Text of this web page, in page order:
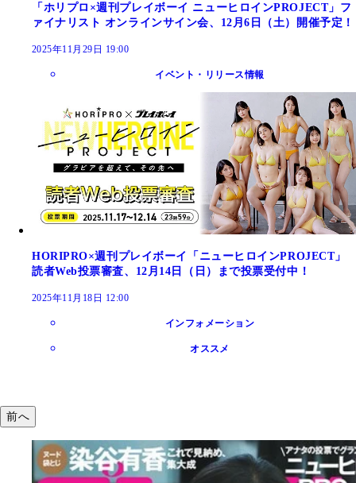
「ホリプロ×週刊プレイボーイ ニューヒロインPROJECT」フ
ァイナリスト オンラインサイン会、12月6日（土）開催予定！
2025年11月29日 19:00
イベント・リリース情報
HORIPRO×週刊プレイボーイ「ニューヒロインPROJECT」
読者Web投票審査、12月14日（日）まで投票受付中！
2025年11月18日 12:00
インフォメーション
オススメ
前へ